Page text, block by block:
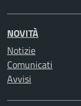
NOVITÀ
Notizie
Comunicati
Avvisi